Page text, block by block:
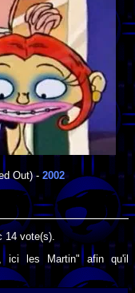
Out) -2002
14vote(s).
ici les Martin" afin qu'il